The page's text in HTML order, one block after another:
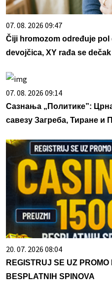
07. 08. 2026 09:47
Čiji hromozom određuje pol
devojčica, XY rađa se dečak
07. 08. 2026 09:14
Сазнања „Политике”:
савезу Загреба, Тиране и
20. 07. 2026 08:04
REGISTRUJ SE UZ
BESPLATNIH SPINOVA